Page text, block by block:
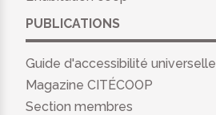
PUBLICATIONS
Guide d'accessibilité universelle
Magazine CITÉCOOP
Section membres